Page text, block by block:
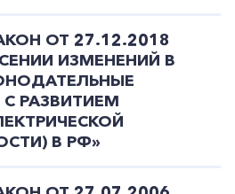
ОТ 27.12.2018
ИЗМЕНЕНИЙ В
РАЗВИТИЕМ
В РФ»